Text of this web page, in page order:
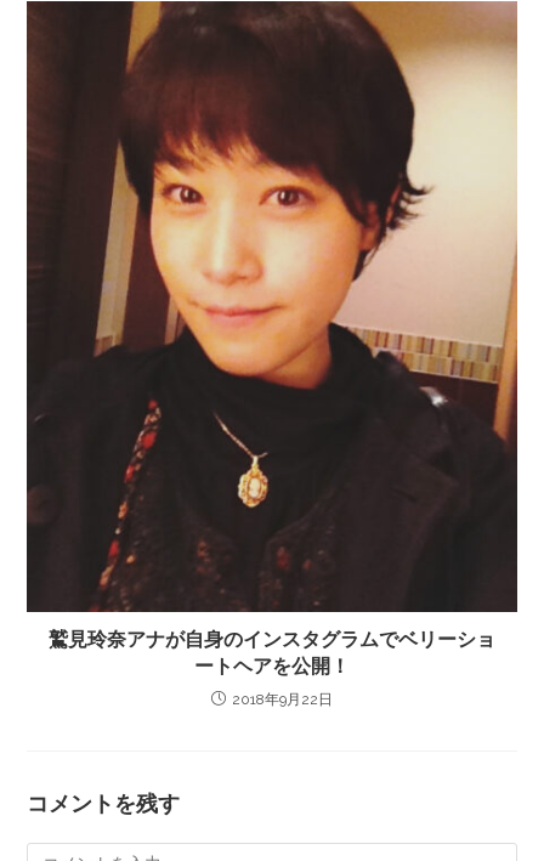
鷲見玲奈アナが自身のインスタグラムでベリーショ
ートヘアを公開！
2018年9月22日
コメントを残す